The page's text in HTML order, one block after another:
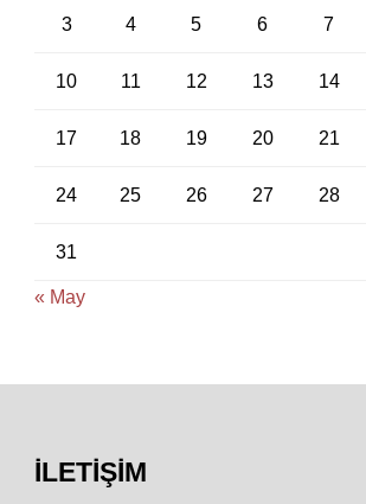
3 4 5 6 7
10 11 12 13 14
17 18 19 20 21
24 25 26 27 28
31
« May
İLETIŞIM